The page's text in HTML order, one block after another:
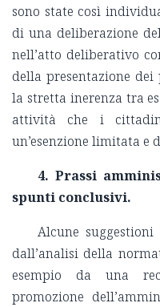
sono state così
di una deliberazione
nell’atto deliberativo
della presentazione
la stretta inerenza tra
attività che i
un’esenzione limitata e
4. Prassi
spunti conclusivi.
Alcune
dall’analisi della
esempio da una
promozione